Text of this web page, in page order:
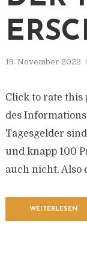
19. November 2022
Click to rate this
des
Tagesgelder
und knapp 100
auch nicht. Also
WEITERLESEN